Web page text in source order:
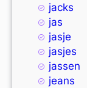
jacks
jas
jasje
jasjes
jassen
jeans